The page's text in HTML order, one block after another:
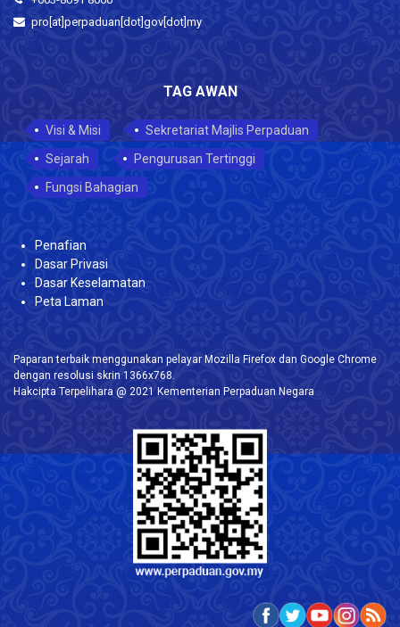
pro[at]perpaduan[dot]gov[dot]my
TAG AWAN
Visi & Misi
Sekretariat Majlis Perpaduan
Sejarah
Pengurusan Tertinggi
Fungsi Bahagian
Penafian
Dasar Privasi
Dasar Keselamatan
Peta Laman
Paparan terbaik menggunakan pelayar Mozilla Firefox dan Google Chrome
dengan resolusi skrin 1366x768.
Hakcipta Terpelihara @ 2021 Kementerian Perpaduan Negara